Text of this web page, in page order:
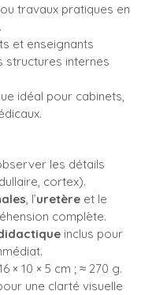
travaux pratiques en
.
et enseignants
structures internes
idéal pour cabinets,
les détails
cortex).
, l’uretère et le
complète.
inclus pour
× 10 × 5 cm ; ≈ 270 g.
une clarté visuelle